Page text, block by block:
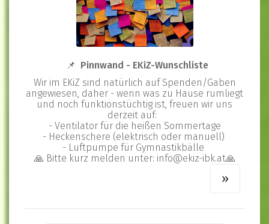
📌 Pinnwand - EKiZ-Wunschliste
Wir im EKiZ sind natürlich auf Spenden/Gaben
angewiesen, daher - wenn was zu Hause rumliegt
und noch funktionstüchtig ist, freuen wir uns
derzeit auf:
- Ventilator für die heißen Sommertage
- Heckenschere (elektrisch oder manuell)
- Luftpumpe für Gymnastikbälle
🙏 Bitte kurz melden unter: info@ekiz-ibk.at🙏
»